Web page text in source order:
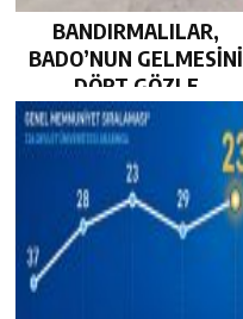
BANDIRMALILAR,
BADO’NUN GELMESİNİ
DÖRT GÖZLE
BEKLİYOR…